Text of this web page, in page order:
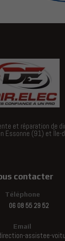
et réparation de
Essonne (91) et Île-
contacter
Téléphone
06 08 55 29 52
Email
assistee-